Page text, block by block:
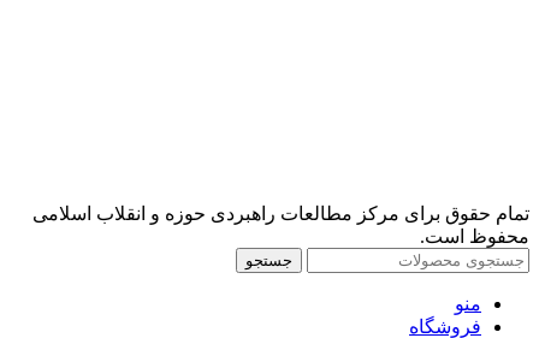
تمام حقوق برای مرکز مطالعات راهبردی حوزه و انقلاب اسلامی
محفوظ است.
جستجو
منو
فروشگاه